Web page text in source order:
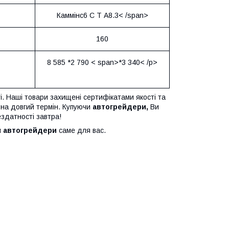
Каммінс6 C T A8.3< /span>
160
8 585 *2 790 < span>*3 340< /p>
Наші товари захищені сертифікатами якості та
довгий термін. Купуючи автогрейдери, Ви
завтра!
автогрейдери саме для вас.